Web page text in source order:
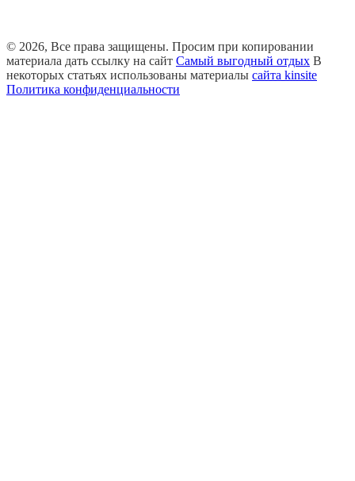
© 2026, Все права защищены. Просим при копировании
материала дать ссылку на сайт Самый выгодный отдых В
некоторых статьях использованы материалы сайта kinsite
Политика конфиденциальности